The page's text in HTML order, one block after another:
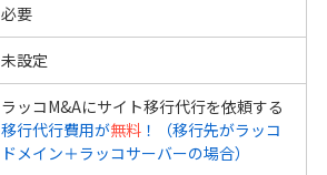
必要
未設定
ラッコM&Aにサイト移行代行を依頼する
移行代行費用が無料！（移行先がラッコ
ドメイン＋ラッコサーバーの場合）